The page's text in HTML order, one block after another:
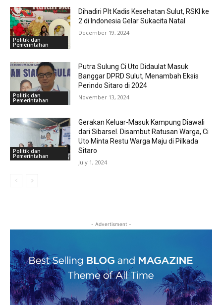
Politik dan
Pemerintahan
Dihadiri Plt Kadis Kesehatan Sulut, RSKI ke
2 di Indonesia Gelar Sukacita Natal
December 19, 2024
Politik dan
Pemerintahan
Putra Sulung Ci Uto Didaulat Masuk
Banggar DPRD Sulut, Menambah Eksis
Perindo Sitaro di 2024
November 13, 2024
Politik dan
Pemerintahan
Gerakan Keluar-Masuk Kampung Diawali
dari Sibarsel. Disambut Ratusan Warga, Ci
Uto Minta Restu Warga Maju di Pilkada
Sitaro
July 1, 2024
- Advertisment -